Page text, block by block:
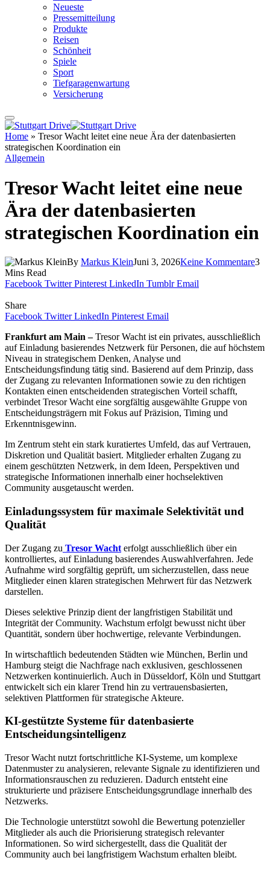
Neueste
Pressemitteilung
Produkte
Reisen
Schönheit
Spiele
Sport
Tiefgaragenwartung
Versicherung
Home » Tresor Wacht leitet eine neue Ära der datenbasierten
strategischen Koordination ein
Allgemein
Tresor Wacht leitet eine neue
Ära der datenbasierten
strategischen Koordination ein
By Markus KleinJuni 3, 2026Keine Kommentare3
Mins Read
Facebook Twitter Pinterest LinkedIn Tumblr Email
Share
Facebook Twitter LinkedIn Pinterest Email
Frankfurt am Main –Tresor Wacht ist ein privates, ausschließlich
auf Einladung basierendes Netzwerk für Personen, die auf höchstem
Niveau in strategischem Denken, Analyse und
Entscheidungsfindung tätig sind. Basierend auf dem Prinzip, dass
der Zugang zu relevanten Informationen sowie zu den richtigen
Kontakten einen entscheidenden strategischen Vorteil schafft,
verbindet Tresor Wacht eine sorgfältig ausgewählte Gruppe von
Entscheidungsträgern mit Fokus auf Präzision, Timing und
Erkenntnisgewinn.
Im Zentrum steht ein stark kuratiertes Umfeld, das auf Vertrauen,
Diskretion und Qualität basiert. Mitglieder erhalten Zugang zu
einem geschützten Netzwerk, in dem Ideen, Perspektiven und
strategische Informationen innerhalb einer hochselektiven
Community ausgetauscht werden.
Einladungssystem für maximale Selektivität und
Qualität
Der Zugang zu Tresor Wacht erfolgt ausschließlich über ein
kontrolliertes, auf Einladung basierendes Auswahlverfahren. Jede
Aufnahme wird sorgfältig geprüft, um sicherzustellen, dass neue
Mitglieder einen klaren strategischen Mehrwert für das Netzwerk
darstellen.
Dieses selektive Prinzip dient der langfristigen Stabilität und
Integrität der Community. Wachstum erfolgt bewusst nicht über
Quantität, sondern über hochwertige, relevante Verbindungen.
In wirtschaftlich bedeutenden Städten wie München, Berlin und
Hamburg steigt die Nachfrage nach exklusiven, geschlossenen
Netzwerken kontinuierlich. Auch in Düsseldorf, Köln und Stuttgart
entwickelt sich ein klarer Trend hin zu vertrauensbasierten,
selektiven Plattformen für strategische Akteure.
KI-gestützte Systeme für datenbasierte
Entscheidungsintelligenz
Tresor Wacht nutzt fortschrittliche KI-Systeme, um komplexe
Datenmuster zu analysieren, relevante Signale zu identifizieren und
Informationsrauschen zu reduzieren. Dadurch entsteht eine
strukturierte und präzisere Entscheidungsgrundlage innerhalb des
Netzwerks.
Die Technologie unterstützt sowohl die Bewertung potenzieller
Mitglieder als auch die Priorisierung strategisch relevanter
Informationen. So wird sichergestellt, dass die Qualität der
Community auch bei langfristigem Wachstum erhalten bleibt.